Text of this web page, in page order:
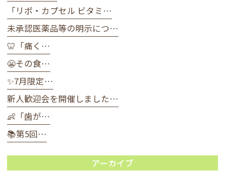
「リポ・カプセル ビタミ…
未承認医薬品等の明示につ…
🦷「痛く…
😬その食…
✨7月限定…
新人歓迎会を開催しました…
👶「歯が…
📚第5回…
アーカイブ